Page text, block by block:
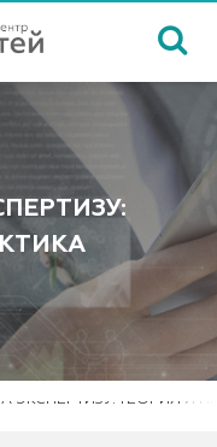
ЭКСПЕРТИЗУ: ТЕОРИЯ И